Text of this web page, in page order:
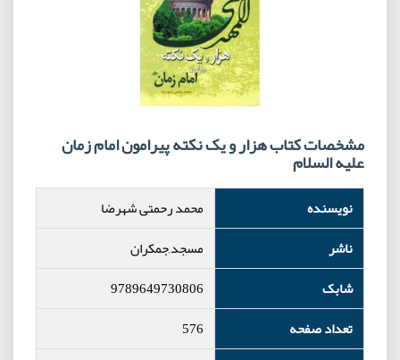
مشخصات کتاب هزار و یک نکته پیرامون امام زمان
علیه السلام
نویسنده
محمد رحمتی شهرضا
ناشر
مسجد,جمکران
شابک
9789649730806
تعداد صفحه
576